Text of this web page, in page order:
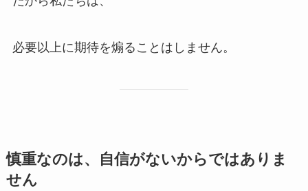
必要以上に期待を煽ることはしません。
慎重なのは、自信がないからではありま
せん